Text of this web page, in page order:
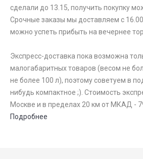
сделали до 13.15, получить покупку
Срочные заказы мы доставляем с
можно успеть прибыть на вечернее
Экспресс-доставка пока возможна
малогабаритных товаров (весом не
не более 100 л), поэтому советуем в
нибудь компактное ;). Стоимость
Москве и в пределах 20 км от МКАД -
Подробнее